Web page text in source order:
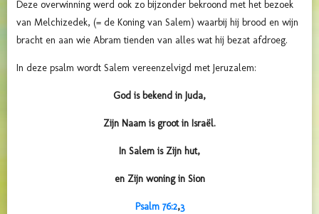
Deze overwinning werd ook zo bijzonder bekroond met het bezoek
van Melchizedek, (= de Koning van Salem) waarbij hij brood en wijn
bracht en aan wie Abram tienden van alles wat hij bezat afdroeg.
In deze psalm wordt Salem vereenzelvigd met Jeruzalem:
God is bekend in Juda,
Zijn Naam is groot in Israël.
In Salem is Zijn hut,
en Zijn woning in Sion
Psalm 76:2,3